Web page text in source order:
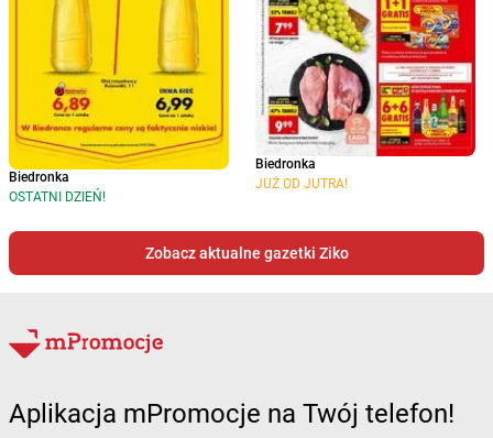
Biedronka
OSTATNI DZIEŃ!
Biedronka
JUŻ OD JUTRA!
Zobacz aktualne gazetki Ziko
Aplikacja mPromocje na Twój telefon!